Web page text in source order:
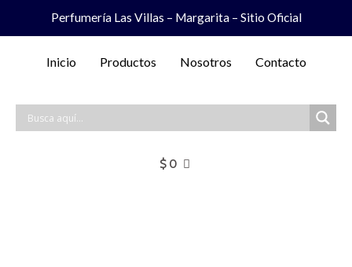
Perfumería Las Villas – Margarita – Sitio Oficial
Inicio Productos Nosotros Contacto
$ 0